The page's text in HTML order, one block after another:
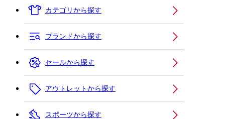
カテゴリから探す
ブランドから探す
セールから探す
アウトレットから探す
スポーツから探す